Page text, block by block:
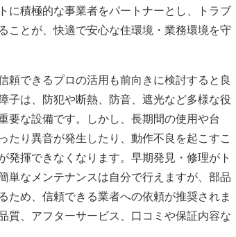
に積極的な事業者をパートナーとし、トラブ
ことが、快適で安心な住環境・業務環境を守
頼できるプロの活用も前向きに検討すると良
子は、防犯や断熱、防音、遮光など多様な役
要な設備です。しかし、長期間の使用や台
たり異音が発生したり、動作不良を起こすこ
発揮できなくなります。早期発見・修理がト
単なメンテナンスは自分で行えますが、部品
め、信頼できる業者への依頼が推奨されま
質、アフターサービス、口コミや保証内容な